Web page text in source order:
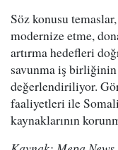
Söz konusu
modernize etme,
artırma hedefleri
savunma iş
değerlendiriliyor.
faaliyetleri ile
kaynaklarının